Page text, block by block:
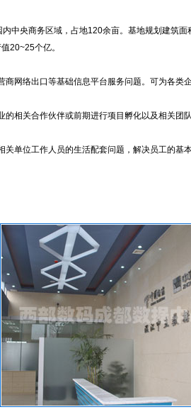
中央商务区域，占地120余亩。基地规划建筑面
20~25个亿。
网络出口等基础信息平台服务问题。可为各类
相关合作伙伴或前期进行项目孵化以及相关团
单位工作人员的生活配套问题，解决员工的基